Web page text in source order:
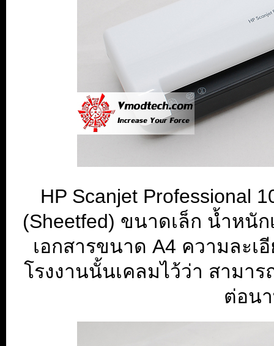
HP Scanjet Professional
(Sheetfed) ขนาดเล็ก น้ำหนั
เอกสารขนาด A4 ความละเ
โรงงานนั้นเคลมไว้ว่า สามา
ต่อน